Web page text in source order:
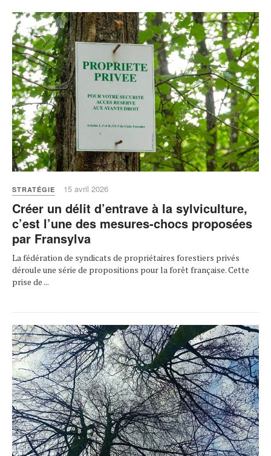
STRATÉGIE 15 avril 2026
Créer un délit d’entrave à la sylviculture,
c’est l’une des mesures-chocs proposées
par Fransylva
La fédération de syndicats de propriétaires forestiers privés
déroule une série de propositions pour la forêt française. Cette
prise de ...